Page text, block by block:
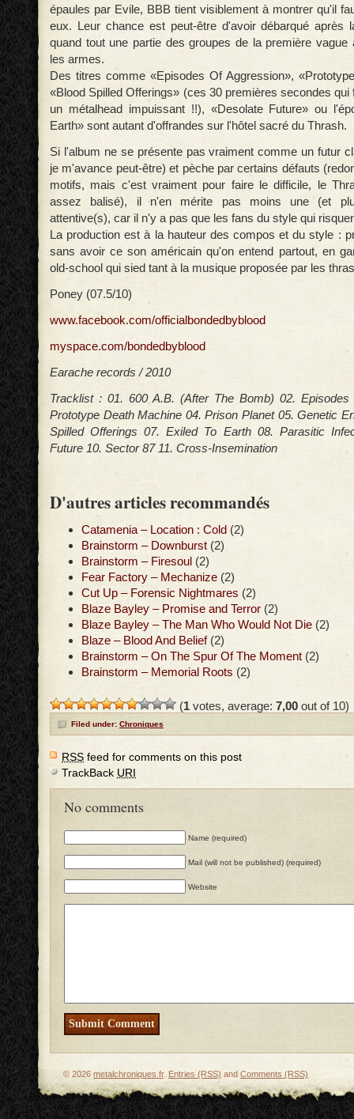
épaules par Evile, BBB tient visiblement à montrer qu'il
eux. Leur chance est peut-être d'avoir débarqué après
quand tout une partie des groupes de la première vague
les armes.
Des titres comme «Episodes Of Aggression»,
«Blood Spilled Offerings» (ces 30 premières secondes qui
un métalhead impuissant !!), «Desolate Future» ou
Earth» sont autant d'offrandes sur l'hôtel sacré du Thrash.
Si l'album ne se présente pas vraiment comme un futur
je m'avance peut-être) et pèche par certains défauts
motifs, mais c'est vraiment pour faire le difficile, le
assez balisé), il n'en mérite pas moins une (et
attentive(s), car il n'y a pas que les fans du style qui
La production est à la hauteur des compos et du style :
sans avoir ce son américain qu'on entend partout, en
old-school qui sied tant à la musique proposée par les
Poney (07.5/10)
www.facebook.com/officialbondedbyblood
myspace.com/bondedbyblood
Earache records / 2010
Tracklist : 01. 600 A.B. (After The Bomb) 02. Episodes
Prototype Death Machine 04. Prison Planet 05. Genetic
Spilled Offerings 07. Exiled To Earth 08. Parasitic
Future 10. Sector 87 11. Cross-Insemination
D'autres articles recommandés
Catamenia – Location : Cold (2)
Brainstorm – Downburst (2)
Brainstorm – Firesoul (2)
Fear Factory – Mechanize (2)
Cut Up – Forensic Nightmares (2)
Blaze Bayley – Promise and Terror (2)
Blaze Bayley – The Man Who Would Not Die (2)
Blaze – Blood And Belief(2)
Brainstorm – On The Spur Of The Moment (2)
Brainstorm – Memorial Roots (2)
(1 votes, average: 7,00 out of 10)
Filed under: Chroniques
RSS feed for comments on this post
TrackBack URI
No comments
Name (required)
Mail (will not be published) (required)
Website
© 2026 metalchroniques.fr. Entries (RSS) and Comments (RSS)